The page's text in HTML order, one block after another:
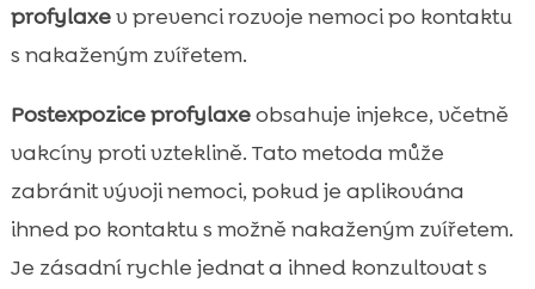
profylaxev prevenci rozvoje nemoci po kontaktu
s nakaženým zvířetem.
Postexpozice profylaxeobsahuje injekce, včetně
vakcíny proti vzteklině. Tato metoda může
zabránit vývoji nemoci, pokud je aplikována
ihned po kontaktu s možně nakaženým zvířetem.
Je zásadní rychle jednat a ihned konzultovat s